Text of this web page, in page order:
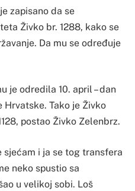
zapisano da se
Živko br. 1288, kako se
Da mu se određuje
je odredila 10. april – dan
Hrvatske. Tako je Živko
postao Živko Zelenbrz.
sjećam i ja se tog transfera
neko spustio sa
u velikoj sobi. Loš